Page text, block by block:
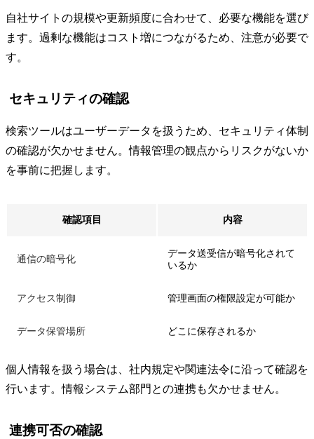
自社サイトの規模や更新頻度に合わせて、必要な機能を選び
ます。過剰な機能はコスト増につながるため、注意が必要で
す。
セキュリティの確認
検索ツールはユーザーデータを扱うため、セキュリティ体制
の確認が欠かせません。情報管理の観点からリスクがないか
を事前に把握します。
確認項目 内容
通信の暗号化
データ送受信が暗号化されて
いるか
アクセス制御 管理画面の権限設定が可能か
データ保管場所 どこに保存されるか
個人情報を扱う場合は、社内規定や関連法令に沿って確認を
行います。情報システム部門との連携も欠かせません。
連携可否の確認